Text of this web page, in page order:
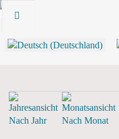
Nach Jahr Nach Monat